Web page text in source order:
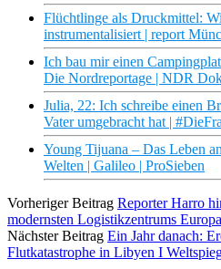
Flüchtlinge als Druckmittel:
instrumentalisiert | report
Ich bau mir einen
Die Nordreportage | NDR
Julia, 22: Ich schreibe einen
Vater umgebracht hat |
Young Tijuana – Das Leben
Welten | Galileo | ProSieben
Vorheriger Beitrag Reporter Harro
modernsten Logistikzentrums
Nächster Beitrag Ein Jahr danach:
Flutkatastrophe in Libyen I